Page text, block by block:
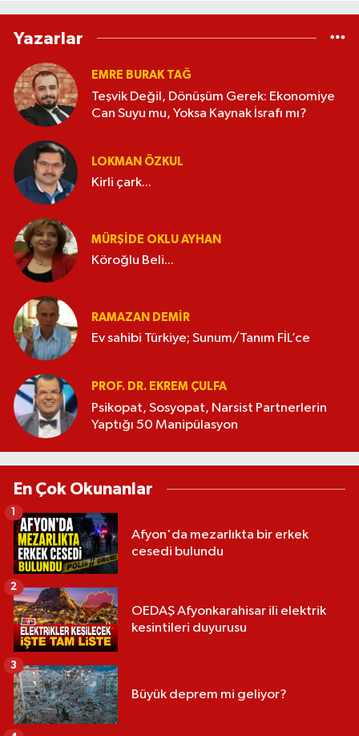
Yazarlar
EMRE BURAK TAĞ
Teşvik Değil, Dönüşüm Gerek: Ekonomiye
Can Suyu mu, Yoksa Kaynak İsrafı mı?
LOKMAN ÖZKUL
Kirli çark...
MÜRŞIDE OKLU AYHAN
Köroğlu Beli...
RAMAZAN DEMİR
Ev sahibi Türkiye; Sunum/Tanım FİL’ce
PROF. DR. EKREM ÇULFA
Psikopat, Sosyopat, Narsist Partnerlerin
Yaptığı 50 Manipülasyon
En Çok Okunanlar
Afyon'da mezarlıkta bir erkek
cesedi bulundu
1
OEDAŞ Afyonkarahisar ili elektrik
kesintileri duyurusu
2
Büyük deprem mi geliyor?
3